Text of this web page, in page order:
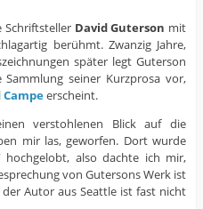
Schriftsteller David Guterson mit
berühmt. Zwanzig Jahre,
später legt Guterson
Sammlung seiner Kurzprosa vor,
erscheint.
verstohlenen Blick auf die
mir las, geworfen. Dort wurde
hochgelobt, also dachte ich mir,
von Gutersons Werk ist
Autor aus Seattle ist fast nicht